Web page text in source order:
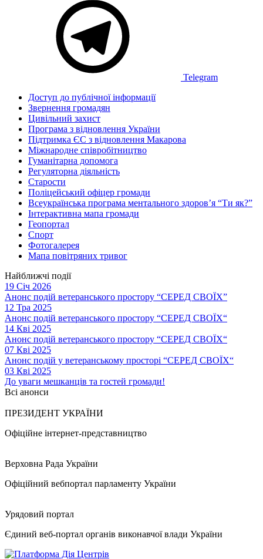
Telegram
Доступ до публічної інформації
Звернення громадян
Цивільний захист
Програма з відновлення України
Підтримка ЄС з відновлення Макарова
Міжнародне співробітництво
Гуманітарна допомога
Регуляторна діяльність
Старости
Поліцейський офіцер громади
Всеукраїнська програма ментального здоров’я “Ти як?”
Інтерактивна мапа громади
Геопортал
Спорт
Фотогалерея
Мапа повітряних тривог
Найближчі події
19 Січ 2026
Анонс подій ветеранського простору “СЕРЕД СВОЇХ”
12 Тра 2025
Анонс подій ветеранського простору “СЕРЕД СВОЇХ“
14 Кві 2025
Анонс подій ветеранського простору “СЕРЕД СВОЇХ“
07 Кві 2025
Анонс подій у ветеранському просторі “СЕРЕД СВОЇХ“
03 Кві 2025
До уваги мешканців та гостей громади!
Всі анонси
ПРЕЗИДЕНТ УКРАЇНИ
Офіційне інтернет-представництво
Верховна Рада України
Офіційний вебпортал парламенту України
Урядовий портал
Єдиний веб-портал органів виконавчої влади України